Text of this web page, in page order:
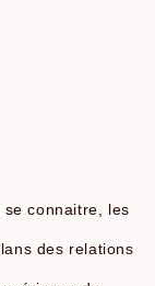
se connaitre, les
des relations